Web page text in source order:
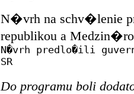
N�vrh na schv�lenie
republikou a
N�vrh predlo�ili
SR
Do programu boli